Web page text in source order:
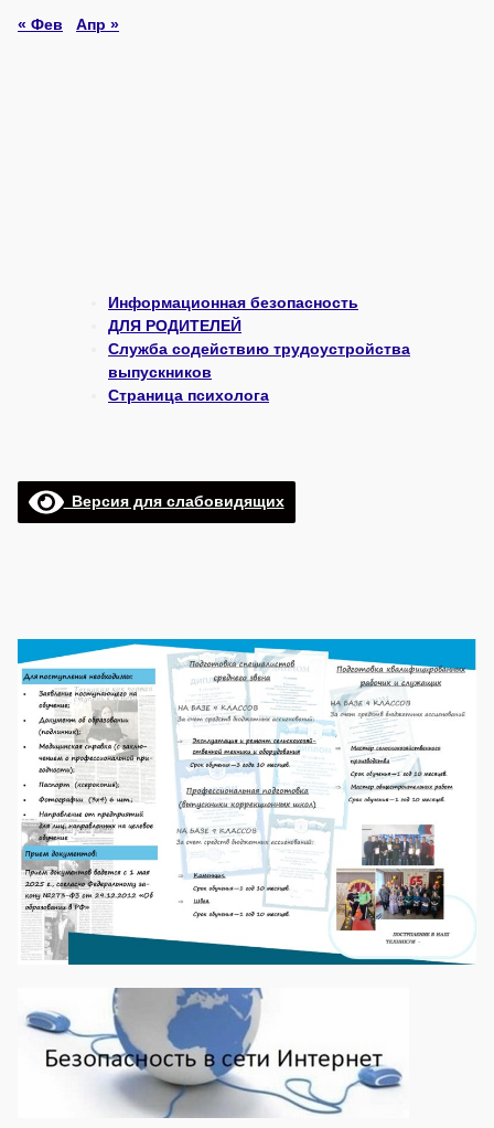
« Фев Апр »
Информационная безопасность
ДЛЯ РОДИТЕЛЕЙ
Служба содействию трудоустройства
выпускников
Страница психолога
Версия для слабовидящих